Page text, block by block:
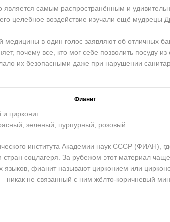
самым распространённым и
целебное воздействие изучали ещё мудрецы
в один голос заявляют об отличных
почему все, кто мог себе позволить посуду
их безопасными даже при нарушении
Фианит
и цирконит
зеленый, пурпурный, розовый
института Академии наук СССР (ФИАН),
стран соцлагеря. За рубежом этот материал
фианит называют цирконием или
не связанный с ним жёлто-коричневый